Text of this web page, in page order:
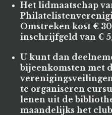
Het lidmaatschap
Omstreken kost €
inschrijfgeld van €
U kunt dan
bijeenkomsten met
te organiseren
lenen uit de
maandelijks het